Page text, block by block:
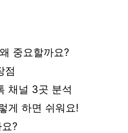
중요할까요?
점
채널 3곳 분석
게 하면 쉬워요!
?